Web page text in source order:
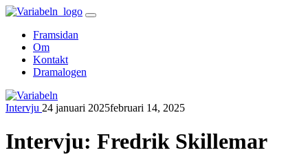
Skip
contentFramsidan
Om
Kontakt
Dramalogen
Intervju 24 januari 2025februari 14, 2025
Intervju: Fredrik Skillemar